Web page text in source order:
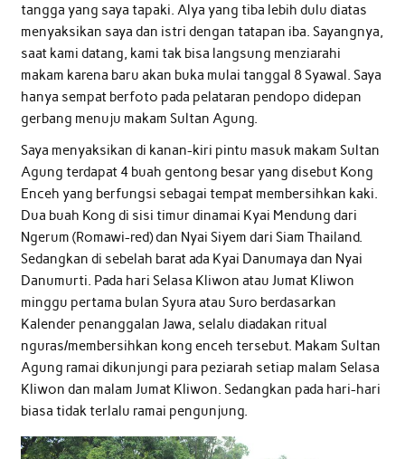
tangga yang saya tapaki. Alya yang tiba lebih dulu diatas
menyaksikan saya dan istri dengan tatapan iba. Sayangnya,
saat kami datang, kami tak bisa langsung menziarahi
makam karena baru akan buka mulai tanggal 8 Syawal. Saya
hanya sempat berfoto pada pelataran pendopo didepan
gerbang menuju makam Sultan Agung.
Saya menyaksikan di kanan-kiri pintu masuk makam Sultan
Agung terdapat 4 buah gentong besar yang disebut Kong
Enceh yang berfungsi sebagai tempat membersihkan kaki.
Dua buah Kong di sisi timur dinamai Kyai Mendung dari
Ngerum (Romawi-red) dan Nyai Siyem dari Siam Thailand.
Sedangkan di sebelah barat ada Kyai Danumaya dan Nyai
Danumurti. Pada hari Selasa Kliwon atau Jumat Kliwon
minggu pertama bulan Syura atau Suro berdasarkan
Kalender penanggalan Jawa, selalu diadakan ritual
nguras/membersihkan kong enceh tersebut. Makam Sultan
Agung ramai dikunjungi para peziarah setiap malam Selasa
Kliwon dan malam Jumat Kliwon. Sedangkan pada hari-hari
biasa tidak terlalu ramai pengunjung.